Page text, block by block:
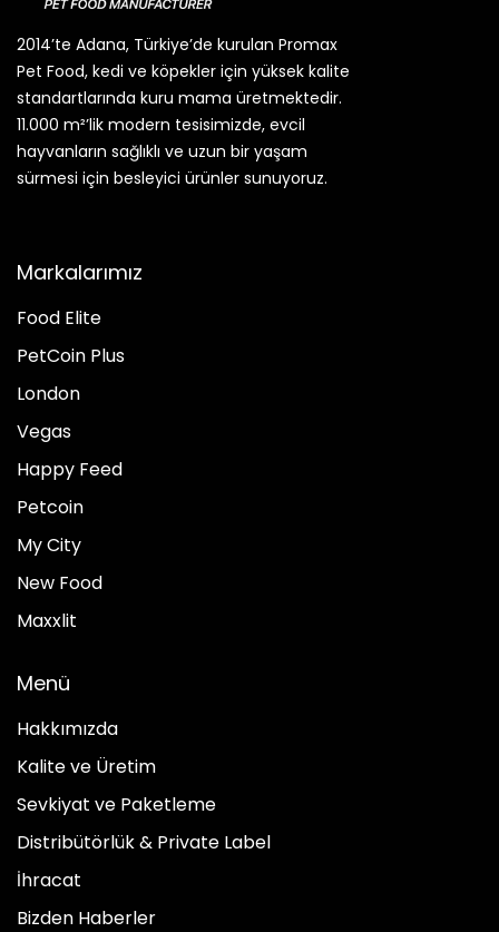
2014’te Adana, Türkiye’de kurulan Promax
Pet Food, kedi ve köpekler için yüksek kalite
standartlarında kuru mama üretmektedir.
11.000 m²’lik modern tesisimizde, evcil
hayvanların sağlıklı ve uzun bir yaşam
sürmesi için besleyici ürünler sunuyoruz.
Markalarımız
Food Elite
PetCoin Plus
London
Vegas
Happy Feed
Petcoin
My City
New Food
Maxxlit
Menü
Hakkımızda
Kalite ve Üretim
Sevkiyat ve Paketleme
Distribütörlük & Private Label
İhracat
Bizden Haberler